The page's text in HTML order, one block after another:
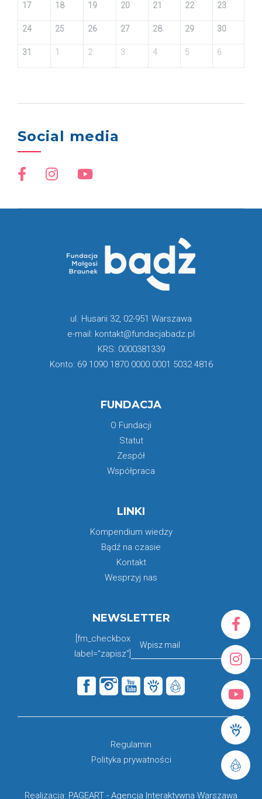
17 18 19 20 21 22 23
24 25 26 27 28 29 30
31 1 2 3 4 5 6
Social media
ul. Husarii 32, 02-951 Warszawa
e-mail: kontakt@fundacjabadz.pl
KRS: 0000381339
Konto: 69 1090 1870 0000 0001 5032 4816
FUNDACJA
O Fundacji
Statut
Zespół
Współpraca
LINKI
Kompendium wiedzy
Bądź na czasie
Kontakt
Wesprzyj nas
NEWSLETTER
[fm_checkbox
label="zapisz"]
Realizacja: PAGEART - Agencja Interaktywna Warszawa
Regulamin
Polityka prywatności